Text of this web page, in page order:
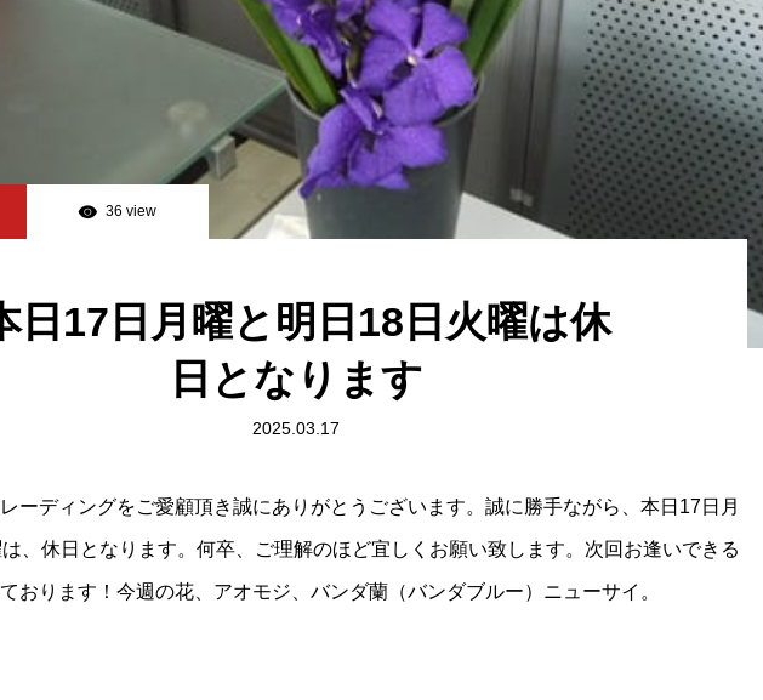
36 view
日17日月曜と明日18日火曜は休
日となります
2025.03.17
ーディングをご愛顧頂き誠にありがとうございます。誠に勝手ながら、本日17日月
、休日となります。何卒、ご理解のほど宜しくお願い致します。次回お逢いできる
おります！今週の花、アオモジ、バンダ蘭（バンダブルー）ニューサイ。